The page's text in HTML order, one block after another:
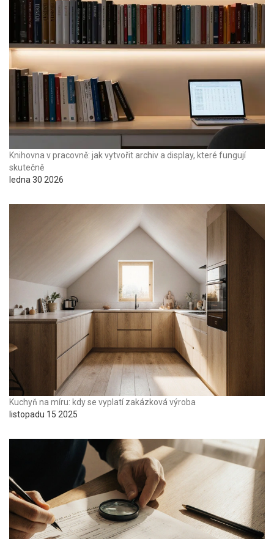
Knihovna v pracovně: jak vytvořit archiv a display, které fungují
skutečně
ledna 30 2026
Kuchyň na míru: kdy se vyplatí zakázková výroba
listopadu 15 2025